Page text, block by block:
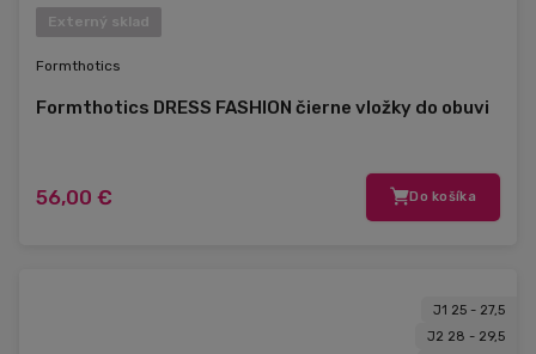
Externý sklad
Formthotics
Formthotics DRESS FASHION čierne vložky do obuvi
56,00 € Do košíka
J1 25 - 27,5
J2 28 - 29,5